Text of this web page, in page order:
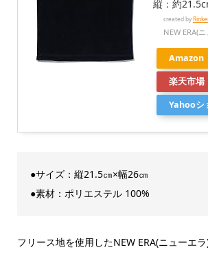
縦：約
created by
NEW ERA(
Amazon
楽天市場
Yahooシ
●サイズ：縦21.5㎝×幅26㎝
●素材：ポリエステル 100%
フリース地を使用したNEW ERA(ニューエ